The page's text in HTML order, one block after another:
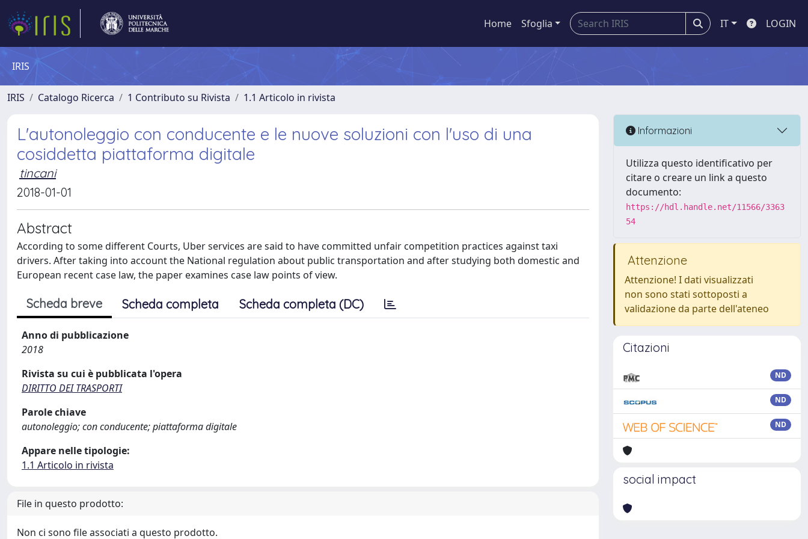
Home Sfoglia IT LOGIN
IRIS
IRIS Catalogo Ricerca 1 Contributo su Rivista 1.1 Articolo in rivista
L'autonoleggio con conducente e le nuove soluzioni con l'uso di una
cosiddetta piattaforma digitale
tincani
2018-01-01
Abstract
According to some different Courts, Uber services are said to have committed unfair competition practices against taxi
drivers. After taking into account the National regulation about public transportation and after studying both domestic and
European recent case law, the paper examines case law points of view.
Scheda breve Scheda completa Scheda completa (DC)
Anno di pubblicazione
2018
Rivista su cui è pubblicata l'opera
DIRITTO DEI TRASPORTI
Parole chiave
autonoleggio; con conducente; piattaforma digitale
Appare nelle tipologie:
1.1 Articolo in rivista
File in questo prodotto:
Non ci sono file associati a questo prodotto.
Informazioni
Utilizza questo identificativo per
citare o creare un link a questo
documento:
https://hdl.handle.net/11566/3363
54
Attenzione
Attenzione! I dati visualizzati
non sono stati sottoposti a
validazione da parte dell'ateneo
Citazioni
ND
ND
ND
social impact